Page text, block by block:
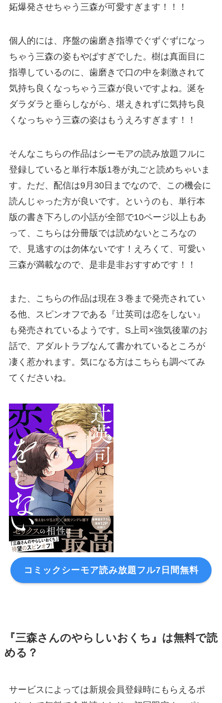
妬爆発させちゃう三森が可愛すぎます！！！
個人的には、序盤の歯磨き指導でぐずぐずになっ
ちゃう三森の姿もやばすぎでした。樹は真面目に
指導しているのに、歯磨きで口の中を刺激されて
気持ち良くなっちゃう三森が良いですよね。涎を
ダラダラと垂らしながら、堪えきれずに気持ち良
くなっちゃう三森の姿はもうえろすぎます！！
そんなこちらの作品はシーモアの読み放題フルに
登録していると単行本版1巻が丸ごと読めちゃいま
す。ただ、配信は9月30日までなので、この機会に
読んじゃった方が良いです。というのも、単行本
版の書き下ろしの小話が全部で10ページ以上もあ
って、こちらは分冊版では読めないところなの
で、見逃すのは勿体ないです！えろくて、可愛い
三森が満載なので、是非是非おすすめです！！
また、こちらの作品は現在３巻まで発売されてい
る他、スピンオフである『辻英司は恋をしない』
も発売されているようです。S上司×強気後輩のお
話で、アダルトラブなんて書かれているところが
凄く惹かれます。気になる方はこちらも調べてみ
てくださいね。
コミックシーモア読み放題フル7日間無料
『三森さんのやらしいおくち』は無料で読
める？
サービスによっては新規会員登録時にもらえるポ